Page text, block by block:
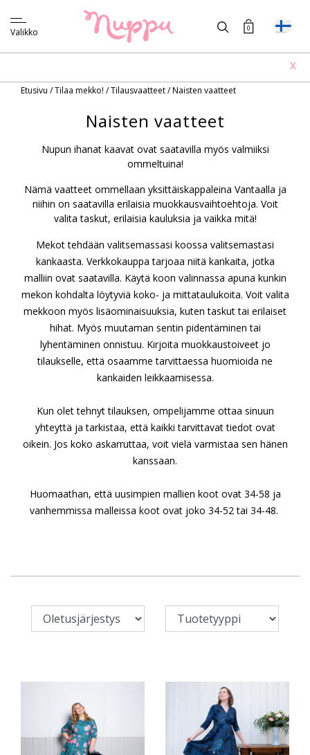
Valikko 0
X
Etusivu /Tilaa mekko! /Tilausvaatteet/Naisten vaatteet
Naisten vaatteet
Nupun ihanat kaavat ovat saatavilla myös valmiiksi
ommeltuina!
Nämä vaatteet ommellaan yksittäiskappaleina Vantaalla ja
niihin on saatavilla erilaisia muokkausvaihtoehtoja. Voit
valita taskut, erilaisia kauluksia ja vaikka mitä!
Mekot tehdään valitsemassasi koossa valitsemastasi
kankaasta. Verkkokauppa tarjoaa niitä kankaita, jotka
malliin ovat saatavilla. Käytä koon valinnassa apuna kunkin
mekon kohdalta löytyviä koko- ja mittataulukoita. Voit valita
mekkoon myös lisäominaisuuksia, kuten taskut tai erilaiset
hihat. Myös muutaman sentin pidentäminen tai
lyhentäminen onnistuu. Kirjoita muokkaustoiveet jo
tilaukselle, että osaamme tarvittaessa huomioida ne
kankaiden leikkaamisessa.
Kun olet tehnyt tilauksen, ompelijamme ottaa sinuun
yhteyttä ja tarkistaa, että kaikki tarvittavat tiedot ovat
oikein. Jos koko askarruttaa, voit vielä varmistaa sen hänen
kanssaan.
Huomaathan, että uusimpien mallien koot ovat 34-58 ja
vanhemmissa malleissa koot ovat joko 34-52 tai 34-48.